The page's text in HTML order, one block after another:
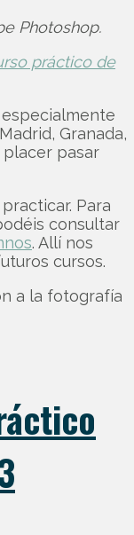
Photoshop.
práctico de
Granada,
placer pasar
Para
consultar
. Allí nos
cursos.
a la fotografía